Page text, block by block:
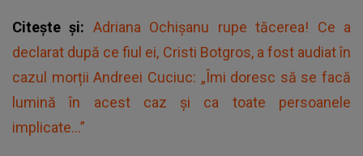
Citește și: Adriana Ochișanu rupe tăcerea! Ce a
declarat după ce fiul ei, Cristi Botgros, a fost audiat în
cazul morții Andreei Cuciuc: „Îmi doresc să se facă
lumină în acest caz și ca toate persoanele
implicate...”